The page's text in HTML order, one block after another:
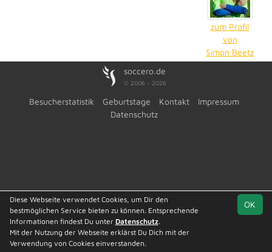
zum Profil
von
Simon Beetz
soccero.de
© 2006 - 2026
Besucherstatistik Geburtstage Kontakt
Impressum
Datenschutz
OK
Diese Webseite verwendet Cookies, um Dir den
bestmöglichen Service bieten zu können. Entsprechende
Informationen findest Du unter Datenschutz.
Mit der Nutzung der Webseite erklärst Du Dich mit der
Verwendung von Cookies einverstanden.